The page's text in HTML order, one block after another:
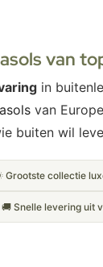
van
in
van
buiten wil
Grootste collectie
🚚 Snelle levering uit